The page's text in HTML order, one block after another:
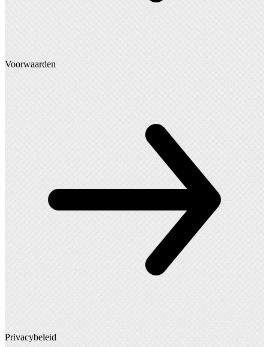
Voorwaarden
Privacybeleid